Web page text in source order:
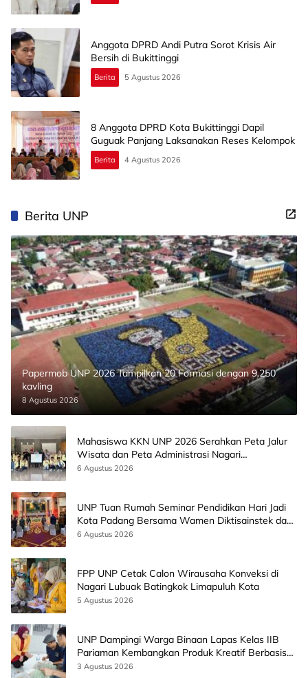
Anggota DPRD Andi Putra Sorot Krisis Air
Bersih di Bukittinggi
Berita 5 Agustus 2026
8 Anggota DPRD Kota Bukittinggi Dapil
Guguak Panjang Laksanakan Reses Kelompok
Berita 4 Agustus 2026
Berita UNP
Papermob UNP 2026 Tampilkan 20 Formasi dengan 9.250
kavling
8 Agustus 2026
Mahasiswa KKN UNP 2026 Serahkan Peta Jalur
Wisata dan Peta Administrasi Nagari
Paninggahan
6 Agustus 2026
UNP Tuan Rumah Seminar Pendidikan Hari Jadi
Kota Padang Bersama Wamen Diktisainstek dan
CEO EMGS Malaysia
6 Agustus 2026
FPP UNP Cetak Calon Wirausaha Konveksi di
Nagari Lubuak Batingkok Limapuluh Kota
5 Agustus 2026
UNP Dampingi Warga Binaan Lapas Kelas IIB
Pariaman Kembangkan Produk Kreatif Berbasis
AI
3 Agustus 2026